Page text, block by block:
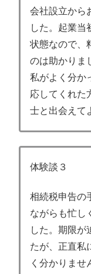
会社設立から
した。起業当
状態なので、
のは助かりま
私がよく分か
応してくれた
士と出会えて
体験談３
相続税申告の
ながらも忙し
した。期限が
たが、正直私
く分かりませ